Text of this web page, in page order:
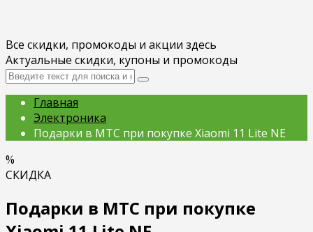
Все скидки, промокоды и акции здесь
Актуальные скидки, купоны и промокоды
Главная
Электроника
Подарки в МТС при покупке Xiaomi 11 Lite NE
%
СКИДКА
Подарки в МТС при покупке